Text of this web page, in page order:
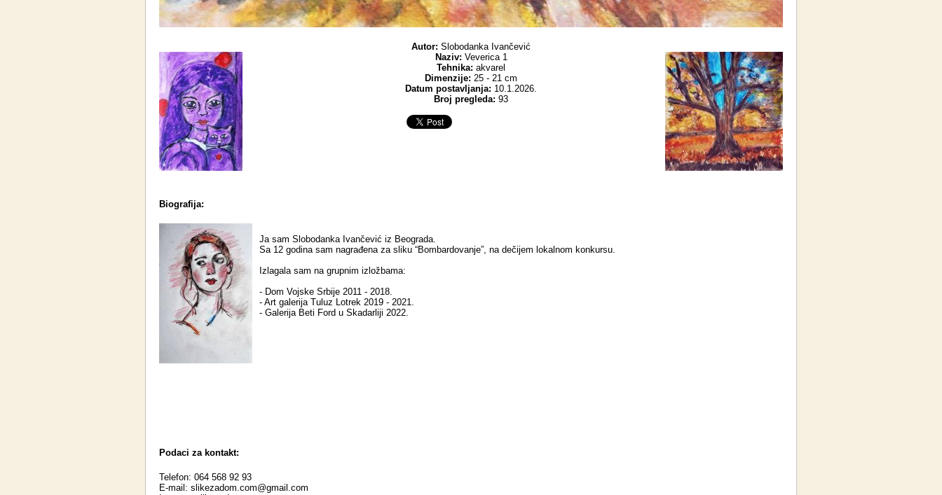
Autor: Slobodanka Ivančević
Naziv: Veverica 1
Tehnika: akvarel
Dimenzije: 25 - 21 cm
Datum postavljanja: 10.1.2026.
Broj pregleda: 93
Biografija:
Ja sam Slobodanka Ivančević iz Beograda.
Sa 12 godina sam nagrađena za sliku “Bombardovanje”, na dečijem lokalnom konkursu.
Izlagala sam na grupnim izložbama:
- Dom Vojske Srbije 2011 - 2018.
- Art galerija Tuluz Lotrek 2019 - 2021.
- Galerija Beti Ford u Skadarliji 2022.
Podaci za kontakt:
Telefon: 064 568 92 93
E-mail: slikezadom.com@gmail.com